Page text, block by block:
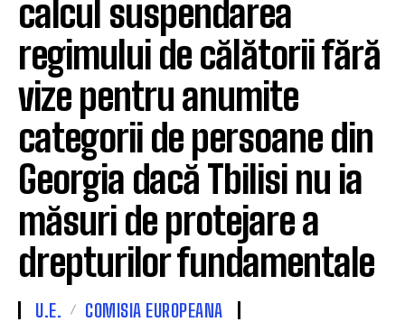
calcul suspendarea
regimului de călătorii fără
vize pentru anumite
categorii de persoane din
Georgia dacă Tbilisi nu ia
măsuri de protejare a
drepturilor fundamentale
U.E. COMISIA EUROPEANA